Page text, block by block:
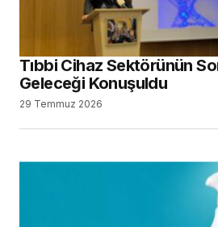
Tıbbi Cihaz Sektörünün
Geleceği Konuşuldu
29 Temmuz 2026